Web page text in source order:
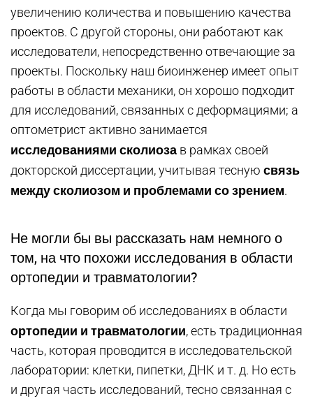
увеличению количества и повышению качества
проектов. С другой стороны, они работают как
исследователи, непосредственно отвечающие за
проекты. Поскольку наш биоинженер имеет опыт
работы в области механики, он хорошо подходит
для исследований, связанных с деформациями; а
оптометрист активно занимается
исследованиями сколиоза в рамках своей
докторской диссертации, учитывая тесную связь
между сколиозом и проблемами со зрением.
Не могли бы вы рассказать нам немного о
том, на что похожи исследования в области
ортопедии и травматологии?
Когда мы говорим об исследованиях в области
ортопедии и травматологии, есть традиционная
часть, которая проводится в исследовательской
лаборатории: клетки, пипетки, ДНК и т. д. Но есть
и другая часть исследований, тесно связанная с